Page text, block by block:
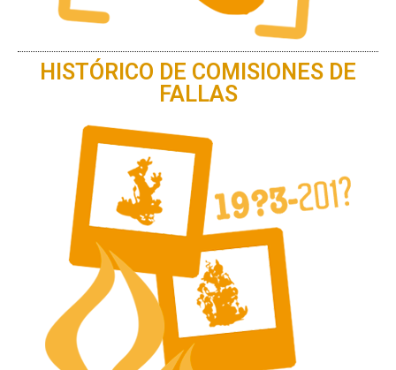
HISTÓRICO DE COMISIONES DE
FALLAS